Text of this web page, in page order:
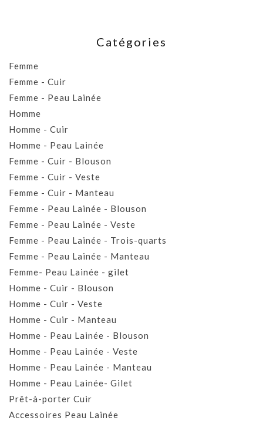
Catégories
Femme
Femme - Cuir
Femme - Peau Lainée
Homme
Homme - Cuir
Homme - Peau Lainée
Femme - Cuir - Blouson
Femme - Cuir - Veste
Femme - Cuir - Manteau
Femme - Peau Lainée - Blouson
Femme - Peau Lainée - Veste
Femme - Peau Lainée - Trois-quarts
Femme - Peau Lainée - Manteau
Femme- Peau Lainée - gilet
Homme - Cuir - Blouson
Homme - Cuir - Veste
Homme - Cuir - Manteau
Homme - Peau Lainée - Blouson
Homme - Peau Lainée - Veste
Homme - Peau Lainée - Manteau
Homme - Peau Lainée- Gilet
Prêt-à-porter Cuir
Accessoires Peau Lainée